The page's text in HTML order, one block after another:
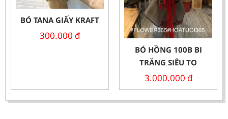
BÓ TANA GIẤY KRAFT
300.000 đ
BÓ HỒNG 100B BI
TRẮNG SIÊU TO
3.000.000 đ